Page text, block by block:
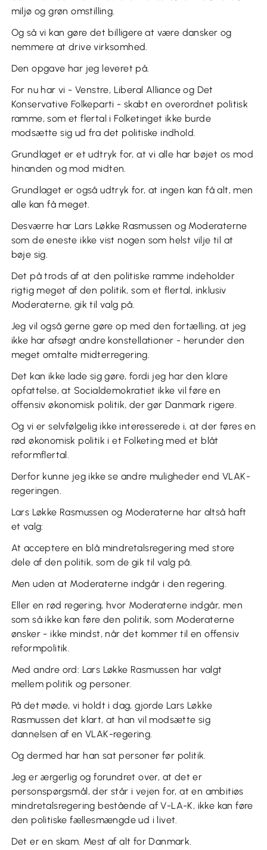
miljø og grøn omstilling.
Og så vi kan gøre det billigere at være dansker og
nemmere at drive virksomhed.
Den opgave har jeg leveret på.
For nu har vi - Venstre, Liberal Alliance og Det
Konservative Folkeparti - skabt en overordnet politisk
ramme, som et flertal i Folketinget ikke burde
modsætte sig ud fra det politiske indhold.
Grundlaget er et udtryk for, at vi alle har bøjet os mod
hinanden og mod midten.
Grundlaget er også udtryk for, at ingen kan få alt, men
alle kan få meget.
Desværre har Lars Løkke Rasmussen og Moderaterne
som de eneste ikke vist nogen som helst vilje til at
bøje sig.
Det på trods af at den politiske ramme indeholder
rigtig meget af den politik, som et flertal, inklusiv
Moderaterne, gik til valg på.
Jeg vil også gerne gøre op med den fortælling, at jeg
ikke har afsøgt andre konstellationer - herunder den
meget omtalte midterregering.
Det kan ikke lade sig gøre, fordi jeg har den klare
opfattelse, at Socialdemokratiet ikke vil føre en
offensiv økonomisk politik, der gør Danmark rigere.
Og vi er selvfølgelig ikke interesserede i, at der føres en
rød økonomisk politik i et Folketing med et blåt
reformflertal.
Derfor kunne jeg ikke se andre muligheder end VLAK-
regeringen.
Lars Løkke Rasmussen og Moderaterne har altså haft
et valg:
At acceptere en blå mindretalsregering med store
dele af den politik, som de gik til valg på.
Men uden at Moderaterne indgår i den regering.
Eller en rød regering, hvor Moderaterne indgår, men
som så ikke kan føre den politik, som Moderaterne
ønsker - ikke mindst, når det kommer til en offensiv
reformpolitik.
Med andre ord: Lars Løkke Rasmussen har valgt
mellem politik og personer.
På det møde, vi holdt i dag, gjorde Lars Løkke
Rasmussen det klart, at han vil modsætte sig
dannelsen af en VLAK-regering.
Og dermed har han sat personer før politik.
Jeg er ærgerlig og forundret over, at det er
personspørgsmål, der står i vejen for, at en ambitiøs
mindretalsregering bestående af V-LA-K, ikke kan føre
den politiske fællesmængde ud i livet.
Det er en skam. Mest af alt for Danmark.